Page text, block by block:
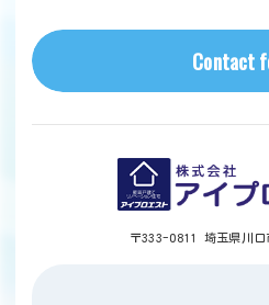
〒333-0811 埼玉県川